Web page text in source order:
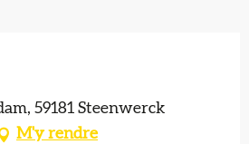
59181 Steenwerck
M'y rendre